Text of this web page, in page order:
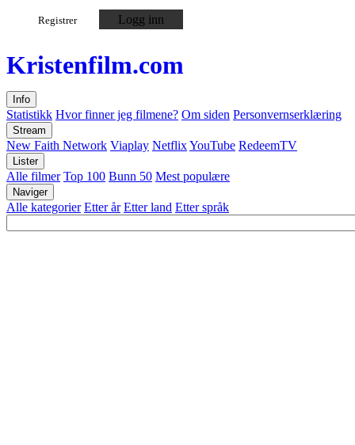
Registrer Logg inn
Kristenfilm.com
Info
Statistikk Hvor finner jeg filmene? Om siden Personvernserklæring
Stream
New Faith Network Viaplay NetflixYouTube RedeemTV
Lister
Alle filmer Top 100 Bunn 50 Mest populære
Naviger
Alle kategorier Etter år Etter land Etter språk